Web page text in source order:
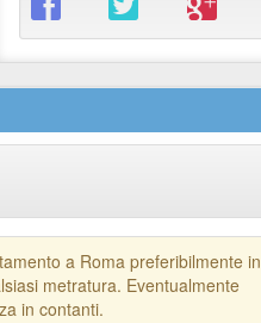
a Roma preferibilmente in
metratura. Eventualmente
in contanti.